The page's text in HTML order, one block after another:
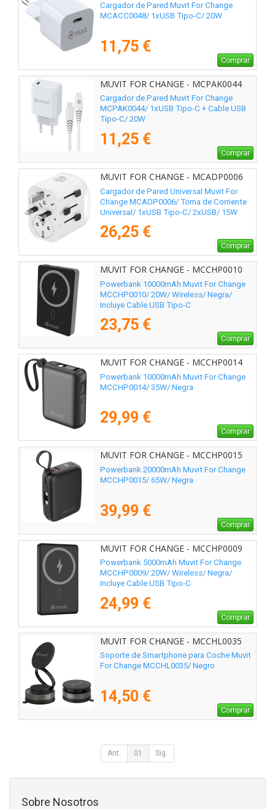
Cargador de Pared Muvit For Change
MCACC0048/ 1xUSB Tipo-C/ 20W
11,75 €
Comprar
MUVIT FOR CHANGE - MCPAK0044
Cargador de Pared Muvit For Change
MCPAK0044/ 1xUSB Tipo-C + Cable USB
Tipo-C/ 20W
11,25 €
Comprar
MUVIT FOR CHANGE - MCADP0006
Cargador de Pared Universal Muvit For
Change MCADP0006/ Toma de Corriente
Universal/ 1xUSB Tipo-C/ 2xUSB/ 15W
26,25 €
Comprar
MUVIT FOR CHANGE - MCCHP0010
Powerbank 10000mAh Muvit For Change
MCCHP0010/ 20W/ Wireless/ Negra/
Incluye Cable USB Tipo-C
23,75 €
Comprar
MUVIT FOR CHANGE - MCCHP0014
Powerbank 10000mAh Muvit For Change
MCCHP0014/ 35W/ Negra
29,99 €
Comprar
MUVIT FOR CHANGE - MCCHP0015
Powerbank 20000mAh Muvit For Change
MCCHP0015/ 65W/ Negra
39,99 €
Comprar
MUVIT FOR CHANGE - MCCHP0009
Powerbank 5000mAh Muvit For Change
MCCHP0009/ 20W/ Wireless/ Negra/
Incluye Cable USB Tipo-C
24,99 €
Comprar
MUVIT FOR CHANGE - MCCHL0035
Soporte de Smartphone para Coche Muvit
For Change MCCHL0035/ Negro
14,50 €
Comprar
Ant. 01 Sig.
Sobre Nosotros